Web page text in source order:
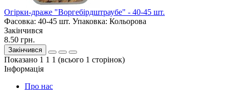
Огірки-драже "Воргебірдштраубе" - 40-45 шт.
Фасовка: 40-45 шт. Упаковка: Кольорова
Закінчився
8.50 грн.
Закінчився
Показано 1 1 1 (всього 1 сторінок)
Інформація
Про нас